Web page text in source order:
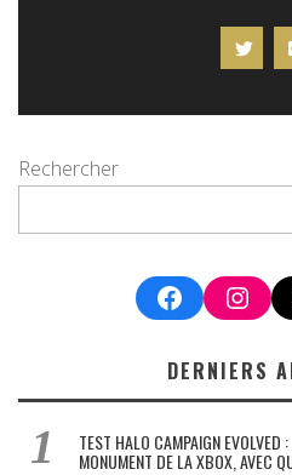
Rechercher
Facebook
DERNIERS
TEST HALO CAMPAIGN EVOLVED
MONUMENT DE LA XBOX, AVEC